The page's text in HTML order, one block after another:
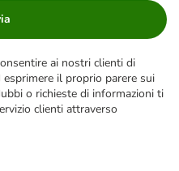
ai nostri clienti di
esprimere il proprio parere sui
o richieste di informazioni ti
clienti attraverso